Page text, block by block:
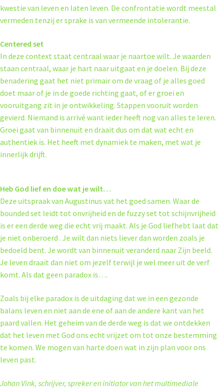
kwestie van leven en laten leven. De confrontatie wordt meestal
vermeden tenzij er sprake is van vermeende intolerantie.
Centered set
In deze context staat centraal waar je naartoe wilt. Je waarden
staan centraal, waar je hart naar uitgaat en je doelen. Bij deze
benadering gaat het niet primair om de vraag of je alles goed
doet maar of je in de goede richting gaat, of er groei en
vooruitgang zit in je ontwikkeling. Stappen vooruit worden
gevierd. Niemand is arrivé want ieder heeft nog van alles te leren.
Groei gaat van binnenuit en draait dus om dat wat echt en
authentiek is. Het heeft met dynamiek te maken, met wat je
innerlijk drijft.
Heb God lief en doe wat je wilt…
Deze uitspraak van Augustinus vat het goed samen. Waar de
bounded set leidt tot onvrijheid en de fuzzy set tot schijnvrijheid
is er een derde weg die echt vrij maakt. Als je God liefhebt laat dat
je niet onberoerd . Je wilt dan niets liever dan worden zoals je
bedoeld bent. Je wordt van binnenuit veranderd naar Zijn beeld.
Je leven draait dan niet om jezelf terwijl je wel meer uit de verf
komt. Als dat geen paradox is….
Zoals bij elke paradox is de uitdaging dat we in een gezonde
balans leven en niet aan de ene of aan de andere kant van het
paard vallen. Het geheim van de derde weg is dat we ontdekken
dat het leven met God ons echt vrijzet om tot onze bestemming
te komen. We mogen van harte doen wat in zijn plan voor ons
leven past.
Johan Vink, schrijver, spreker en initiator van het multimediale